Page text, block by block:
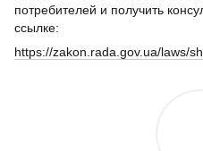
потребителей и получить
ссылке:
https://zakon.rada.gov.ua/laws/